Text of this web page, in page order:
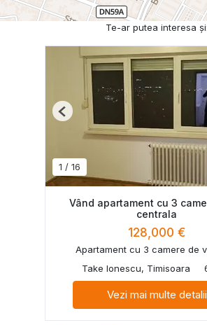
Te-ar putea interesa și:
1 / 16
Previous
Vând apartament cu 3
centrala
128,000 €
Apartament cu 3 camere de
Take Ionescu, Timisoara
Vezi mai multe detalii